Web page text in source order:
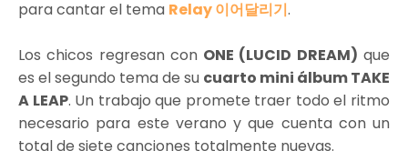
para cantar el tema Relay 이어달리기.
Los chicos regresan con ONE (LUCID DREAM) que
es el segundo tema de su cuarto mini álbum TAKE
A LEAP. Un trabajo que promete traer todo el ritmo
necesario para este verano y que cuenta con un
total de siete canciones totalmente nuevas.